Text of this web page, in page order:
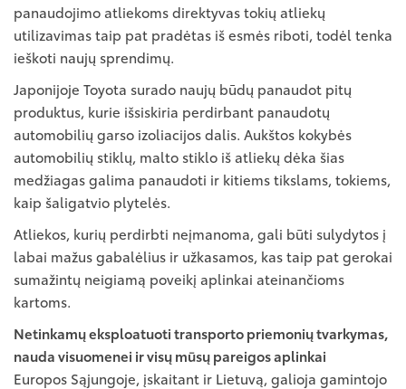
panaudojimo atliekoms direktyvas tokių atliekų
utilizavimas taip pat pradėtas iš esmės riboti, todėl tenka
ieškoti naujų sprendimų.
Japonijoje Toyota surado naujų būdų panaudot pitų
produktus, kurie išsiskiria perdirbant panaudotų
automobilių garso izoliacijos dalis. Aukštos kokybės
automobilių stiklų, malto stiklo iš atliekų dėka šias
medžiagas galima panaudoti ir kitiems tikslams, tokiems,
kaip šaligatvio plytelės.
Atliekos, kurių perdirbti neįmanoma, gali būti sulydytos į
labai mažus gabalėlius ir užkasamos, kas taip pat gerokai
sumažintų neigiamą poveikį aplinkai ateinančioms
kartoms.
Netinkamų eksploatuoti transporto priemonių tvarkymas,
nauda visuomenei ir visų mūsų pareigos aplinkai
Europos Sąjungoje, įskaitant ir Lietuvą, galioja gamintojo